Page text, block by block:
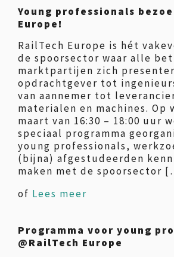
Young professionals
Europe!
RailTech Europe is hét
de spoorsector waar alle
marktpartijen zich
opdrachtgever tot
van aannemer tot
materialen en machines. Op
maart van 16:30 – 18:00 uur
speciaal programma
young professionals,
(bijna) afgestudeerden
maken met de spoorsector
of Lees meer
Programma voor young
@RailTech Europe